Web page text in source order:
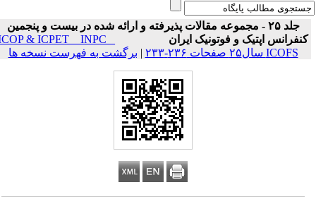
جلد ۲۵ - مجموعه مقالات پذیرفته و ارائه شده در بیست و پنجمین
کنفرانس اپتیک و فوتونیک ایران
ICOP & ICPET _ INPC _
ICOFS سال۲۵ صفحات ۲۳۶-۲۳۳
|برگشت به فهرست نسخه ها